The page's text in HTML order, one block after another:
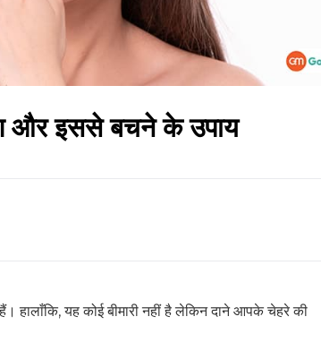
और इससे बचने के उपाय
हालाँकि, यह कोई बीमारी नहीं है लेकिन दाने आपके चेहरे की
No Thanks